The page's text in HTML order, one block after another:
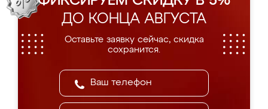
ДО КОНЦА АВГУСТА
Оставьте заявку сейчас, скидка
сохранится.